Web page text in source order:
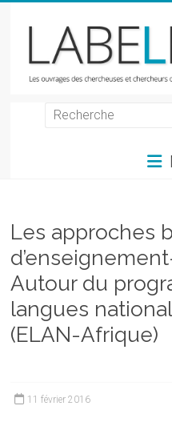
LabeLettres
et
chercheurs
de
la
Faculté
des
lettres
Les approches
Autour du
langues
(ELAN-Afrique)
11 février 2016